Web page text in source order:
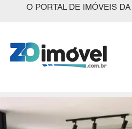
O PORTAL DE IMÓVEIS DA